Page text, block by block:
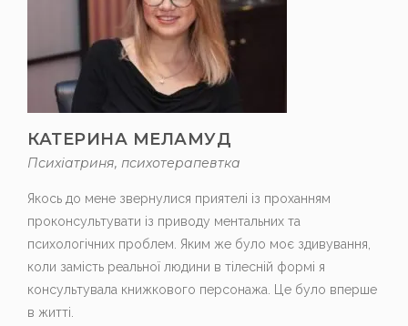
КАТЕРИНА МЕЛАМУД
Психіатриня, психотерапевтка
Якось до мене звернулися приятелі із проханням
проконсультувати із приводу ментальних та
психологічних проблем. Яким же було моє здивування,
коли замість реальної людини в тілесній формі я
консультувала книжкового персонажа. Це було вперше
в житті.